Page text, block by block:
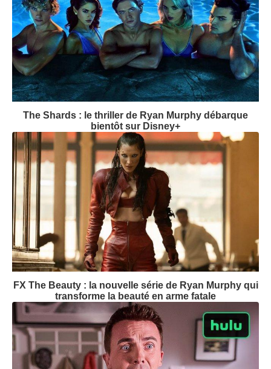
The Shards : le thriller de Ryan Murphy débarque
bientôt sur Disney+
FX The Beauty : la nouvelle série de Ryan Murphy qui
transforme la beauté en arme fatale